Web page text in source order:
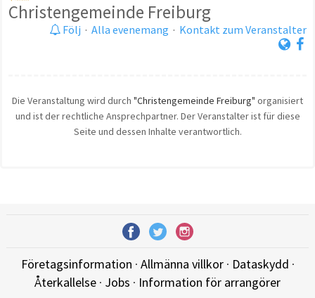
Christengemeinde Freiburg
Följ · Alla evenemang · Kontakt zum Veranstalter
Die Veranstaltung wird durch "Christengemeinde Freiburg" organisiert
und ist der rechtliche Ansprechpartner. Der Veranstalter ist für diese
Seite und dessen Inhalte verantwortlich.
Företagsinformation · Allmänna villkor· Dataskydd ·
Återkallelse · Jobs · Information för arrangörer